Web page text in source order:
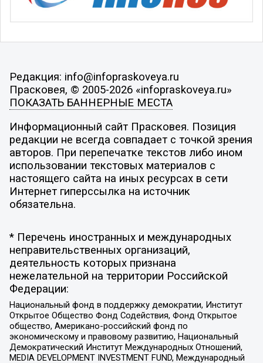
Редакция: info@infopraskoveya.ru
Прасковея, © 2005-2026 «infopraskoveya.ru»
ПОКАЗАТЬ БАННЕРНЫЕ МЕСТА
Информационный сайт Прасковея. Позиция
редакции не всегда совпадает с точкой зрения
авторов. При перепечатке текстов либо ином
использовании текстовых материалов с
настоящего сайта на иных ресурсах в сети
Интернет гиперссылка на источник
обязательна.
* Перечень иностранных и международных
неправительственных организаций,
деятельность которых признана
нежелательной на территории Российской
Федерации:
Национальный фонд в поддержку демократии, Институт
Открытое Общество Фонд Содействия, Фонд Открытое
общество, Американо-российский фонд по
экономическому и правовому развитию, Национальный
Демократический Институт Международных Отношений,
MEDIA DEVELOPMENT INVESTMENT FUND, Международный